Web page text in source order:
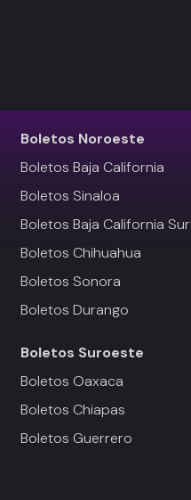
Boletos Noroeste
Boletos Baja California
Boletos Sinaloa
Boletos Baja California Sur
Boletos Chihuahua
Boletos Sonora
Boletos Durango
Boletos Suroeste
Boletos Oaxaca
Boletos Chiapas
Boletos Guerrero